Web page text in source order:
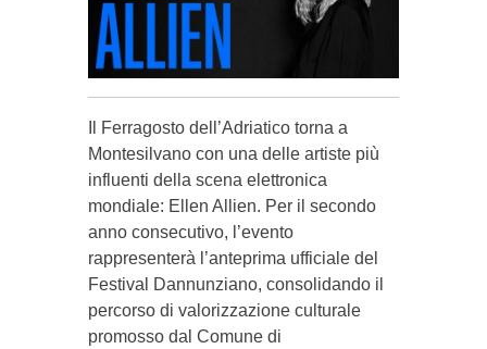
Il Ferragosto dell’Adriatico torna a
Montesilvano con una delle artiste più
influenti della scena elettronica
mondiale: Ellen Allien. Per il secondo
anno consecutivo, l’evento
rappresenterà l’anteprima ufficiale del
Festival Dannunziano, consolidando il
percorso di valorizzazione culturale
promosso dal Comune di